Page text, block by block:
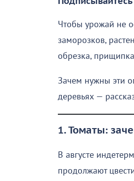
Чтобы урожай не
заморозков,
обрезка,
Зачем нужны эти
деревьях —
1. Томаты:
В августе
продолжают